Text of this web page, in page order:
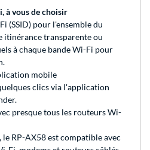
à vous de choisir
(SSID) pour l'ensemble du
itinérance transparente ou
à chaque bande Wi-Fi pour
mobile
clics via l'application
presque tous les routeurs Wi-
RP-AX58 est compatible avec